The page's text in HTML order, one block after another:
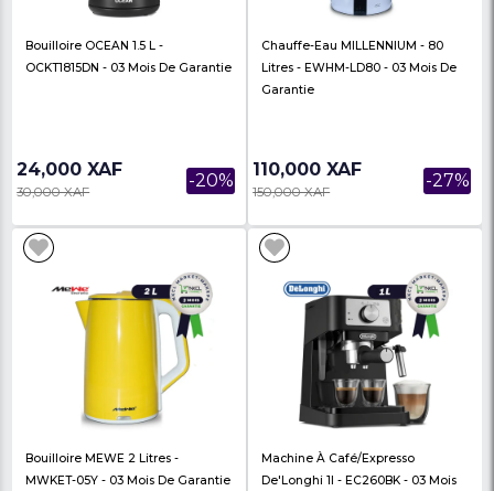
Cafetière Filtre UFESA 0,75 Litres -
CG7113 - UF71604563 - 03 Mois
De...
15,000 XAF
19,000 XAF
Bouilloire OCEAN 1,5 L
OCKT1815DN - 03
24,000 XAF
30,000 XAF